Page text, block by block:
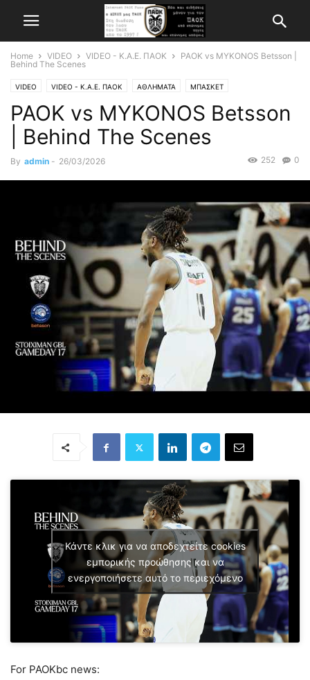
Home VIDEO VIDEO - Κ.Α.Ε. ΠΑΟΚ
PAOK vs MYKONOS Betsson |
Behind The Scenes
VIDEO VIDEO - Κ.Α.Ε. ΠΑΟΚ ΑΘΛΗΜΑΤΑ ΜΠΑΣΚΕΤ
PAOK vs MYKONOS Betsson
| Behind The Scenes
By admin - 26/03/2026 0
252
Κάντε κλικ για να αποδεχτείτε cookies
εμπορικής προώθησης και να
ενεργοποιήσετε αυτό το περιεχόμενο
For PAOKbc news: